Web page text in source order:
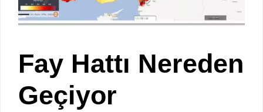
Fay Hattı Nereden
Geçiyor